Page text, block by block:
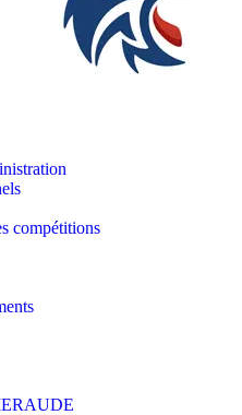
compétitions